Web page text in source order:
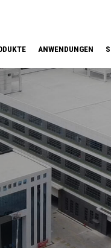
ANWENDUNGEN